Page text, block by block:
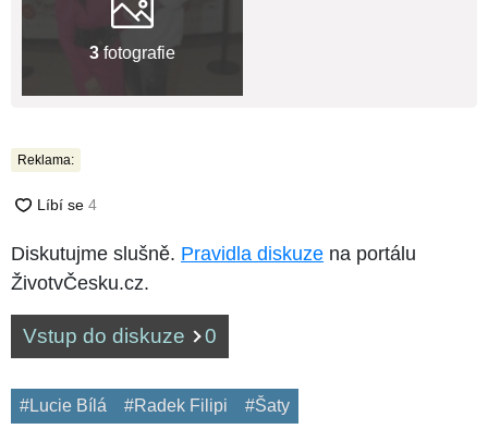
3 fotografie
Reklama:
Diskutujme slušně. Pravidla diskuze na portálu
ŽivotvČesku.cz.
Vstup do diskuze 0
#Lucie Bílá #Radek Filipi #Šaty